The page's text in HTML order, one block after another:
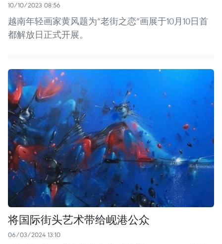
10/10/2023 08:56
越南年轻画家黄风题为“老街之恋”画展于10月10日首
都解放日正式开展。
将国际街头艺术带给岘港公众
06/03/2024 13:10